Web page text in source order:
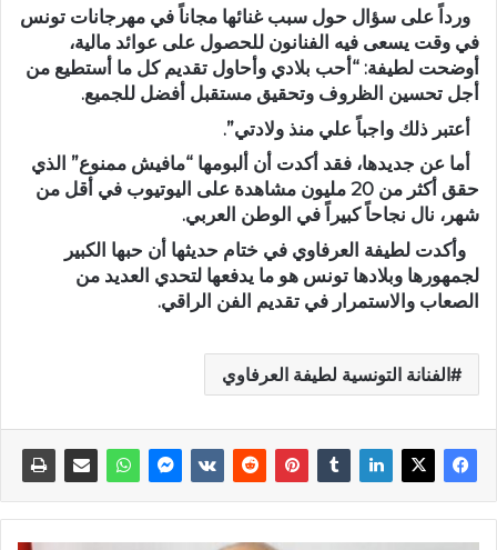
ورداً على سؤال حول سبب غنائها مجاناً في مهرجانات تونس
في وقت يسعى فيه الفنانون للحصول على عوائد مالية،
أوضحت لطيفة: “أحب بلادي وأحاول تقديم كل ما أستطيع من
أجل تحسين الظروف وتحقيق مستقبل أفضل للجميع.
أعتبر ذلك واجباً علي منذ ولادتي”.
أما عن جديدها، فقد أكدت أن ألبومها “مافيش ممنوع” الذي
حقق أكثر من 20 مليون مشاهدة على اليوتيوب في أقل من
شهر، نال نجاحاً كبيراً في الوطن العربي.
وأكدت لطيفة العرفاوي في ختام حديثها أن حبها الكبير
لجمهورها وبلادها تونس هو ما يدفعها لتحدي العديد من
الصعاب والاستمرار في تقديم الفن الراقي.
الفنانة التونسية لطيفة العرفاوي